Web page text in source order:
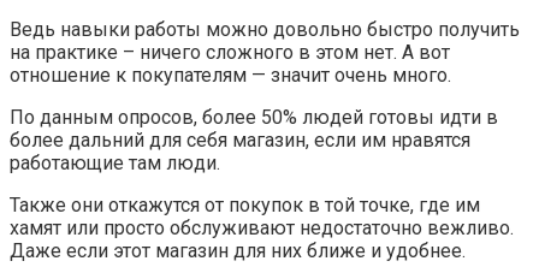
Ведь навыки работы можно довольно быстро получить
на практике – ничего сложного в этом нет. А вот
отношение к покупателям — значит очень много.
По данным опросов, более 50% людей готовы идти в
более дальний для себя магазин, если им нравятся
работающие там люди.
Также они откажутся от покупок в той точке, где им
хамят или просто обслуживают недостаточно вежливо.
Даже если этот магазин для них ближе и удобнее.